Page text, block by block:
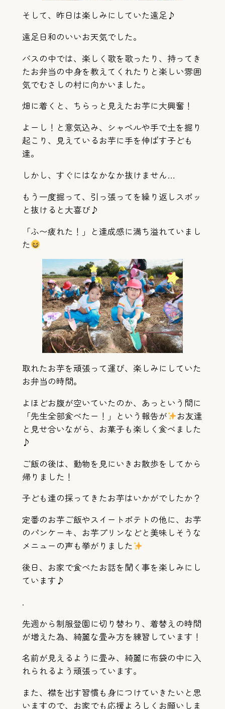
そして、昨日は楽しみにしていた遠足♪
遠足日和のいいお天気でした。
バスの中では、楽しく歌を歌ったり、持ってき
たお弁当の中身を教えてくれたりと楽しい雰囲
気でむさしの村に向かいました。
畑に着くと、ちらっと見えたお芋に大興奮！
よーし！と意気込み、シャベルや手で土を掘り
起こり、見えているお芋に手を伸ばす子ども
達。
しかし、すぐにはなかなか抜けません…
もう一度掘って、引っ張ってを繰り返しスポッ
と抜けると大喜び♪
「ふ〜疲れた！」と達成感に満ち溢れていまし
た
取れたお芋を頑張って運び、楽しみにしていた
お弁当の時間。
よほどお腹が空いていたのか、あっという間に
「先生全部食べたー！」という報告が
お友達
と見せ合いながら、お菓子も楽しく食べました
♪
ご飯の後は、動物を見にいきお散歩をしてから
帰りました！
子ども達の採ってきたお芋はいかがでしたか？
定番のお芋ご飯やスイートポテトの他に、お芋
のパンケーキ、お芋プリンなどと美味しそうな
メニューの声も挙がりました
後日、お家で食べたお話を聞く事を楽しみにし
ています♪
.
先週から制服登園に切り替わり、着替えの時間
が増えた為、綺麗な畳み方を練習しています！
名前が見えるように畳み、綺麗に布袋の中に入
れられるよう頑張っています。
また、襟を出す習慣も身につけていきたいと思
いますので、お家でも応援よろしくお願いしま